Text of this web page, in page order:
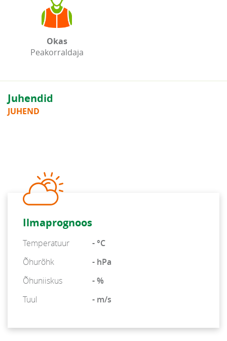
Okas
Peakorraldaja
Juhendid
JUHEND
Ilmaprognoos
Temperatuur
- °C
Õhurõhk
- hPa
Õhuniiskus
- %
Tuul
- m/s